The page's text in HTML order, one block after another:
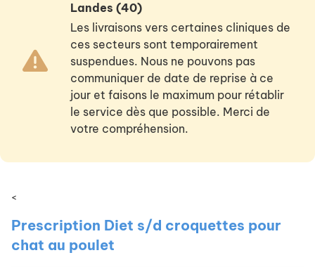
Landes (40)
Les livraisons vers certaines cliniques de
ces secteurs sont temporairement
suspendues. Nous ne pouvons pas
communiquer de date de reprise à ce
jour et faisons le maximum pour rétablir
le service dès que possible. Merci de
votre compréhension.
<
Prescription Diet s/d croquettes pour
chat au poulet